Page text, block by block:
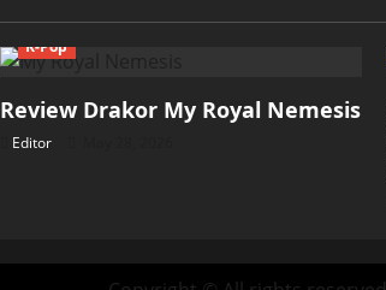
K-Pop
Review Drakor My Royal Nemesis
Editor